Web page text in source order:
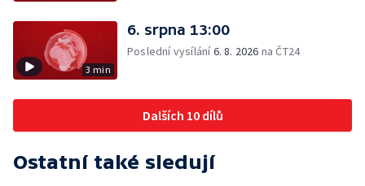
3 min
6. srpna 13:00
Poslední vysílání6. 8. 2026 na ČT24
Dalších 10 dílů
Ostatní také sledují